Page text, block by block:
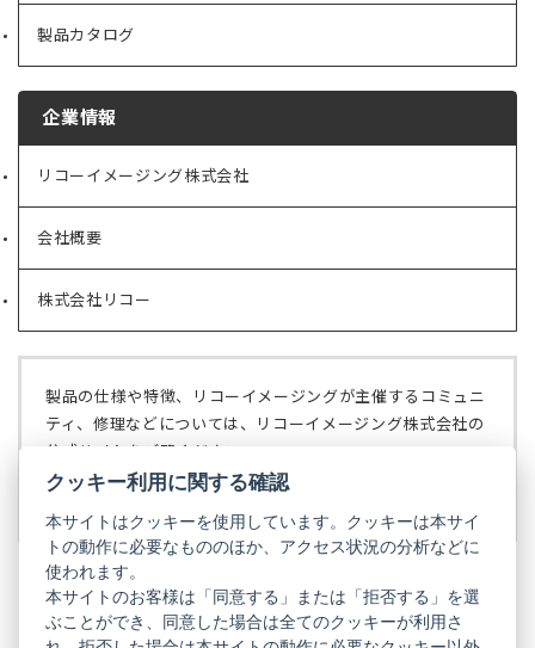
製品カタログ
企業情報
リコーイメージング株式会社
（新
タ
ブ
で
開
く）
会社概要
（新
タ
ブ
く）
株式会社リコー
（新
ブ
開
製品の仕様や特徴、リコーイメージングが主催するコミュニ
ティ、修理などについては、リコーイメージング株式会社の
公式サイトをご覧ください。
リコーイメージング株式会社の公式サイト
（新
し
タ
ブ
で
開
PENTAX
クッキー利用に関する確認
本サイトはクッキーを使用しています。クッキーは本サイ
トの動作に必要なもののほか、アクセス状況の分析などに
使われます。
本サイトのお客様は「同意する」または「拒否する」を選
ぶことができ、同意した場合は全てのクッキーが利用さ